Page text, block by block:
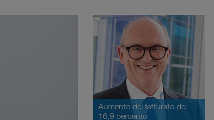
Aumento del fatturato del
16,9 percento